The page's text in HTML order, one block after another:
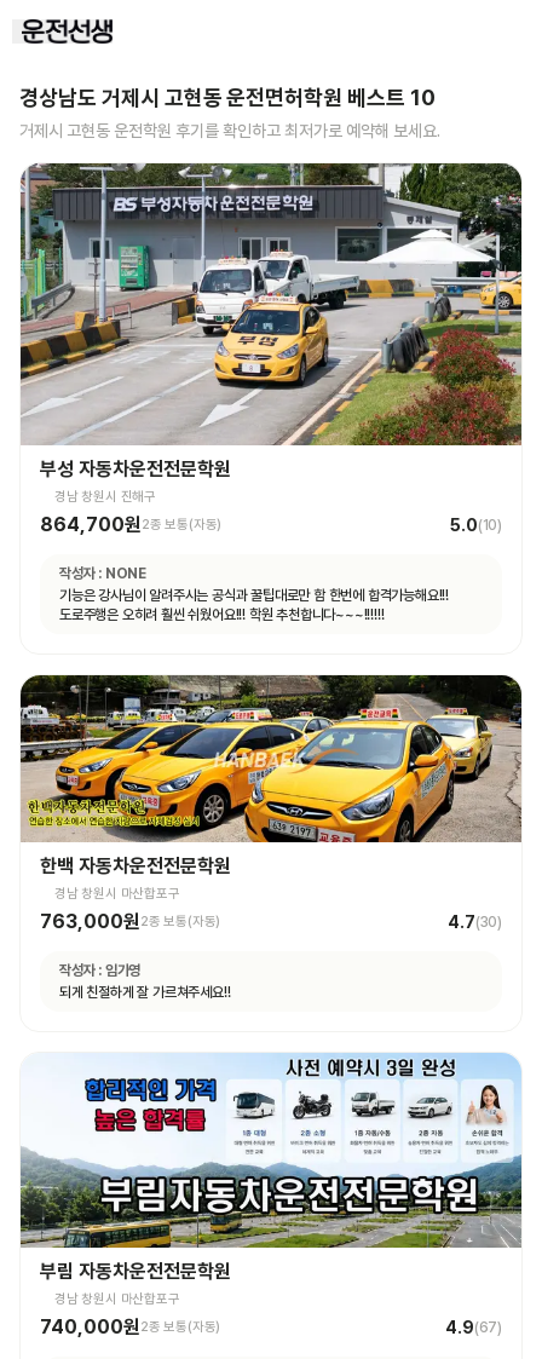
경상남도 거제시 고현동운전면허학원 베스트 10
거제시 고현동 운전학원 후기를 확인하고 최저가로 예약해 보세요.
부성 자동차운전전문학원
경남 창원시 진해구
864,700원2종 보통(자동) 5.0(10)
작성자 : NONE
기능은 강사님이 알려주시는 공식과 꿀팁대로만 함 한번에 합격가능해요!!!
도로주행은 오히려 훨씬 쉬웠어요!!! 학원 추천합니다~~~!!!!!!
한백 자동차운전전문학원
경남 창원시 마산합포구
763,000원2종 보통(자동) 4.7(30)
작성자 : 임가영
되게 친절하게 잘 가르쳐주세요!!
부림 자동차운전전문학원
경남 창원시 마산합포구
740,000원2종 보통(자동) 4.9(67)